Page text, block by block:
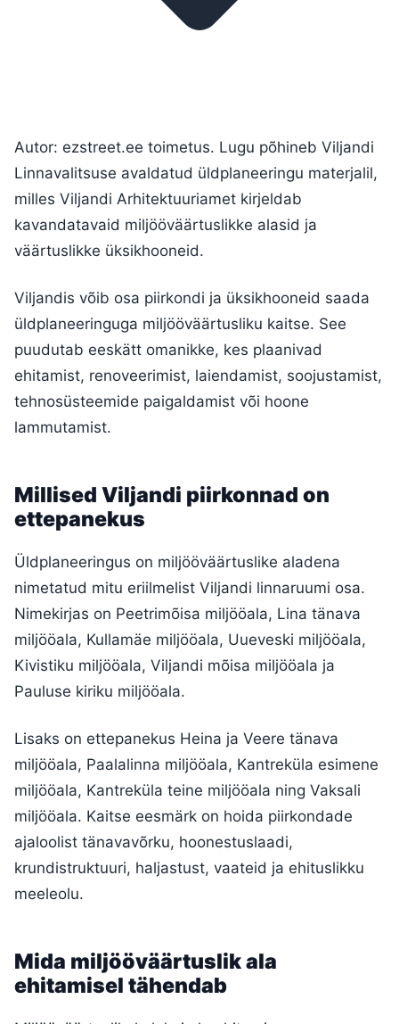
Autor: ezstreet.ee toimetus. Lugu põhineb Viljandi
Linnavalitsuse avaldatud üldplaneeringu materjalil,
milles Viljandi Arhitektuuriamet kirjeldab
kavandatavaid miljööväärtuslikke alasid ja
väärtuslikke üksikhooneid.
Viljandis võib osa piirkondi ja üksikhooneid saada
üldplaneeringuga miljööväärtusliku kaitse. See
puudutab eeskätt omanikke, kes plaanivad
ehitamist, renoveerimist, laiendamist, soojustamist,
tehnosüsteemide paigaldamist või hoone
lammutamist.
Millised Viljandi piirkonnad on
ettepanekus
Üldplaneeringus on miljööväärtuslike aladena
nimetatud mitu eriilmelist Viljandi linnaruumi osa.
Nimekirjas on Peetrimõisa miljööala, Lina tänava
miljööala, Kullamäe miljööala, Uueveski miljööala,
Kivistiku miljööala, Viljandi mõisa miljööala ja
Pauluse kiriku miljööala.
Lisaks on ettepanekus Heina ja Veere tänava
miljööala, Paalalinna miljööala, Kantreküla esimene
miljööala, Kantreküla teine miljööala ning Vaksali
miljööala. Kaitse eesmärk on hoida piirkondade
ajaloolist tänavavõrku, hoonestuslaadi,
krundistruktuuri, haljastust, vaateid ja ehituslikku
meeleolu.
Mida miljööväärtuslik ala
ehitamisel tähendab